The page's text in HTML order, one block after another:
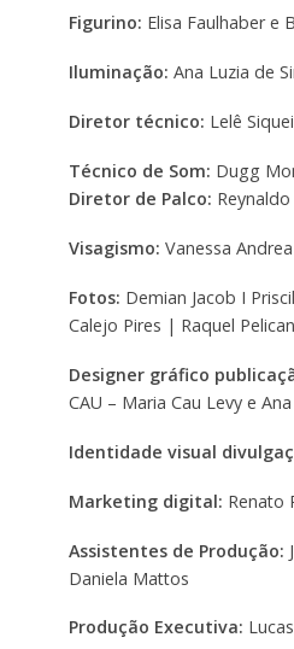
Figurino: Elisa Faulhaber e
Iluminação: Ana Luzia de
Diretor técnico: Lelê
Técnico de Som: Dugg
Diretor de Palco:
Visagismo: Vanessa Andrea
Fotos: Demian Jacob I
Calejo Pires | Raquel
Designer gráfico
CAU – Maria Cau Levy e
Identidade visual
Marketing digital: Renato
Assistentes de Produção:
Daniela Mattos
Produção Executiva: